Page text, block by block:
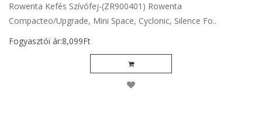
Rowenta Kefés Szívófej-(ZR900401) Rowenta
Compacteo/Upgrade, Mini Space, Cyclonic, Silence Fo..
Fogyasztói ár:8,099Ft